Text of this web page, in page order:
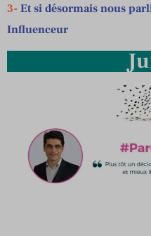
3- Et si désormais nous
Influenceur